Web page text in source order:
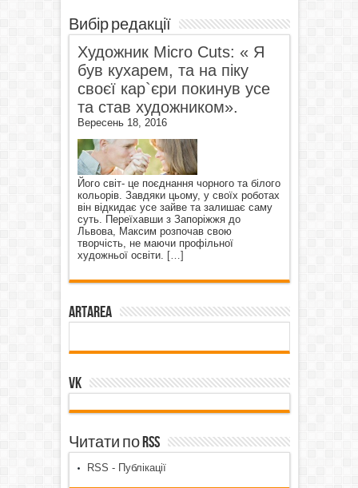
Вибір редакції
Художник Micro Cuts: « Я
був кухарем, та на піку
своєї кар`єри покинув усе
та став художником».
Вересень 18, 2016
Його світ- це поєднання чорного та білого
кольорів. Завдяки цьому, у своїх роботах
він відкидає усе зайве та залишає саму
суть. Переїхавши з Запоріжжя до
Львова, Максим розпочав свою
творчість, не маючи профільної
художньої освіти. […]
ArtArea
VK
Читати по RSS
RSS - Публікації